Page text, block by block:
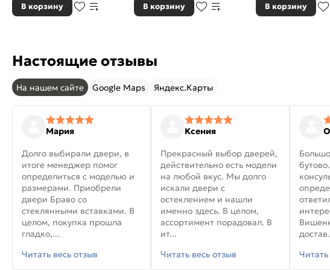
В корзину В корзину В корзину
Настоящие отзывы
На нашем сайте Google Maps Яндекс.Карты
Мария
Долго выбирали двери, в
итоге менеджер помог
определиться с моделью и
размерами. Приобрели
двери Браво со
стеклянными вставками. В
целом, покупка прошла
гладко,...
Читать весь отзыв
Ксения
Прекрасный выбор дверей,
действительно есть модели
на любой вкус. Мы долго
искали двери с
остеклением и нашли
именно здесь. В целом,
ассортимент порадовал. В
ит...
Читать весь отзыв
Читать